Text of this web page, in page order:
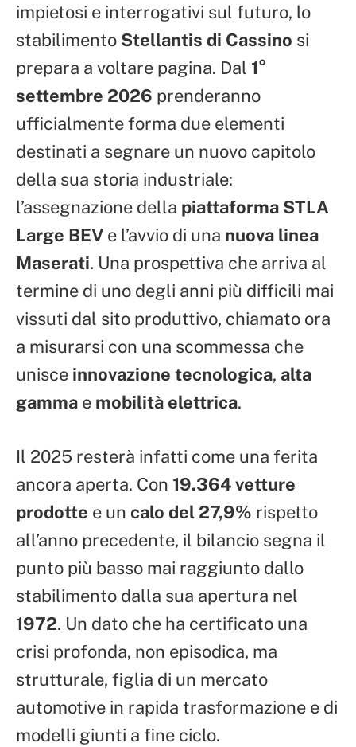
impietosi e interrogativi sul futuro, lo
stabilimento Stellantis di Cassino si
prepara a voltare pagina. Dal 1°
settembre 2026 prenderanno
ufficialmente forma due elementi
destinati a segnare un nuovo capitolo
della sua storia industriale:
l’assegnazione della piattaforma STLA
Large BEV e l’avvio di una nuova linea
Maserati. Una prospettiva che arriva al
termine di uno degli anni più difficili mai
vissuti dal sito produttivo, chiamato ora
a misurarsi con una scommessa che
unisce innovazione tecnologica, alta
gamma e mobilità elettrica.
Il 2025 resterà infatti come una ferita
ancora aperta. Con 19.364 vetture
prodotte e un calo del 27,9% rispetto
all’anno precedente, il bilancio segna il
punto più basso mai raggiunto dallo
stabilimento dalla sua apertura nel
1972. Un dato che ha certificato una
crisi profonda, non episodica, ma
strutturale, figlia di un mercato
automotive in rapida trasformazione e di
modelli giunti a fine ciclo.